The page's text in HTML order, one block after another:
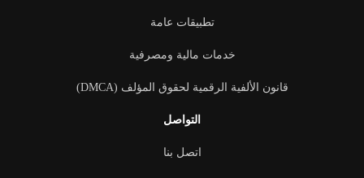
تطبيقات عامة
خدمات مالية ومصرفية
قانون الألفية الرقمية لحقوق المؤلف (DMCA)
التواصل
اتصل بنا